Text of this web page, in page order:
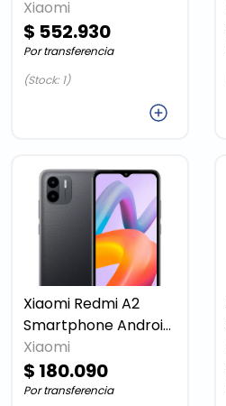
SIM doble RAM 6 GB /
Memoria interna 128
GB microSD slot
Xiaomi
$ 552.930
Por transferencia
(Stock: 1)
Xiaomi Redmi A2
Smartphone Android
Black 50524
Xiaomi
$ 180.090
Por transferencia